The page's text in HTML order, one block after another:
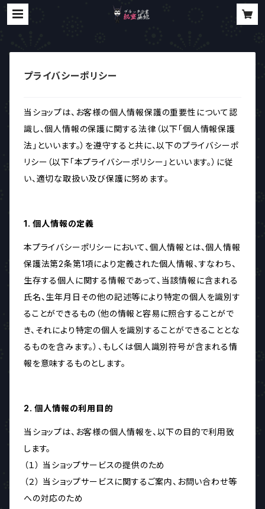
プライバシーポリシー
当ショップは、お客様の個人情報保護の重要性について認
識し、個人情報の保護に関する法律（以下「個人情報保護
法」といいます。）を遵守すると共に、以下のプライバシーポ
リシー（以下「本プライバシーポリシー」といいます。）に従
い、適切な取扱い及び保護に努めます。
1. 個人情報の定義
本プライバシーポリシーにおいて、個人情報とは、個人情報
保護法第2条第1項により定義された個人情報、すなわち、
生存する個人に関する情報であって、当該情報に含まれる
氏名、生年月日その他の記述等により特定の個人を識別す
ることができるもの（他の情報と容易に照合することがで
き、それにより特定の個人を識別することができることとな
るものを含みます。）、もしくは個人識別符号が含まれる情
報を意味するものとします。
2. 個人情報の利用目的
当ショップは、お客様の個人情報を、以下の目的で利用致
します。
（１） 当ショップサービスの提供のため
（２） 当ショップサービスに関するご案内、お問い合わせ等
への対応のため